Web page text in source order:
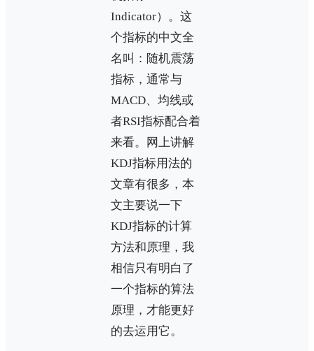
Indicator）。这
个指标的中文全
名叫：随机震荡
指标，通常与
MACD、均线或
者RSI指标配合着
来看。网上讲解
KDJ指标用法的
文章有很多，本
文主要说一下
KDJ指标的计算
方法和原理，我
相信只有明白了
一个指标的算法
原理，才能更好
的去运用它。